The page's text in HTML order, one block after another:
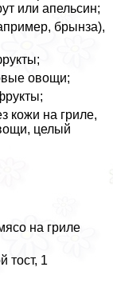
или апельсин;
брынза),
овощи;
кожи на гриле,
целый
на гриле
тост, 1